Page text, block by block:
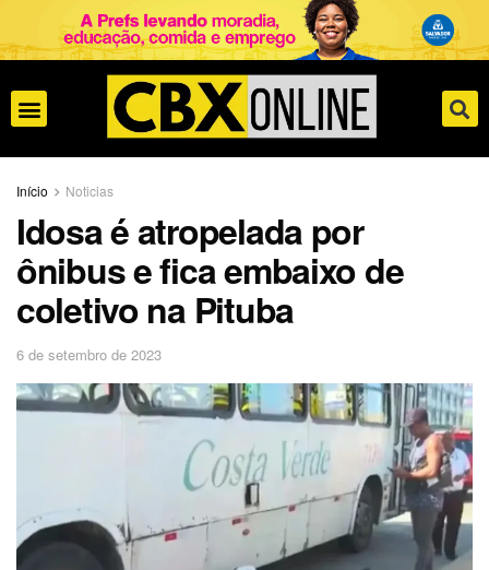
Início Noticias
Idosa é atropelada por
ônibus e fica embaixo de
coletivo na Pituba
6 de setembro de 2023